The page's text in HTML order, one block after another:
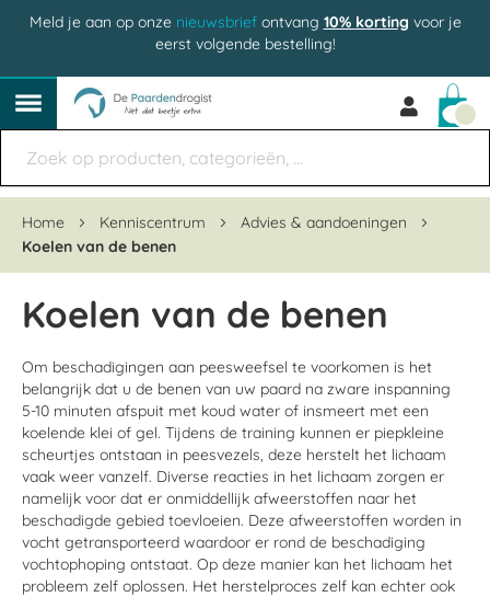
Meld je aan op onze nieuwsbriefontvang 10% korting voor je
eerst volgende bestelling!
Home Kenniscentrum
Advies & aandoeningen
Koelen van de benen
Koelen van de benen
Om beschadigingen aan peesweefsel te voorkomen is het
belangrijk dat u de benen van uw paard na zware inspanning
5-10 minuten afspuit met koud water of insmeert met een
koelende klei of gel. Tijdens de training kunnen er piepkleine
scheurtjes ontstaan in peesvezels, deze herstelt het lichaam
vaak weer vanzelf. Diverse reacties in het lichaam zorgen er
namelijk voor dat er onmiddellijk afweerstoffen naar het
beschadigde gebied toevloeien. Deze afweerstoffen worden in
vocht getransporteerd waardoor er rond de beschadiging
vochtophoping ontstaat. Op deze manier kan het lichaam het
probleem zelf oplossen. Het herstelproces zelf kan echter ook